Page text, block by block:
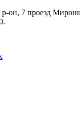
р-он, 7 проезд